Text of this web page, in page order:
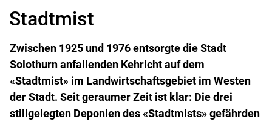
Stadtmist
Zwischen 1925 und 1976 entsorgte die Stadt
Solothurn anfallenden Kehricht auf dem
«Stadtmist» im Landwirtschaftsgebiet im Westen
der Stadt. Seit geraumer Zeit ist klar: Die drei
stillgelegten Deponien des «Stadtmists» gefährden